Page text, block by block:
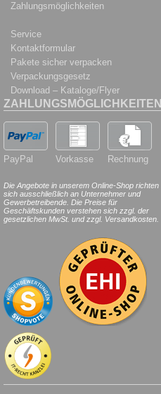
Zahlungsmöglichkeiten
Service
Kontaktformular
Pakete sicher verpacken
Verpackungsgesetz
Download – Kataloge/Flyer
ZAHLUNGSMÖGLICHKEITEN
PayPal Vorkasse Rechnung
Die Angebote in unserem Online-Shop richten
sich ausschließlich an Unternehmer und
Gewerbetreibende. Die Preise für
Geschäftskunden verstehen sich zzgl. der
gesetzlichen MwSt. und zzgl. Versandkosten.